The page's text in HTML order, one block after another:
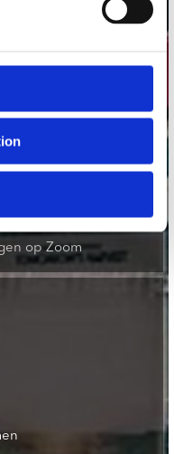
24
op Zoom